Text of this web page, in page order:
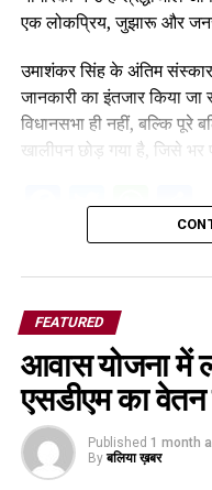
एक लोकप्रिय, जुझारू और
उमाशंकर सिंह के अंतिम
जानकारी का इंतजार किया
विधानसभा ही नहीं, बल्कि पूरे
खालीपन छोड़ गया है, जिसे भर
Facebook
Twitter
FEATURED
आवास योजना में
एसडीएम का
Published 1 month
By बलिया ख़बर